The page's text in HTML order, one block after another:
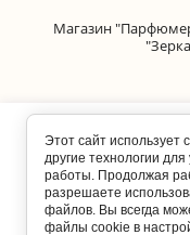
Магазин
Этот сайт использует
другие технологии
работы. Продолжая
разрешаете
файлов. Вы всегда
файлы cookie в